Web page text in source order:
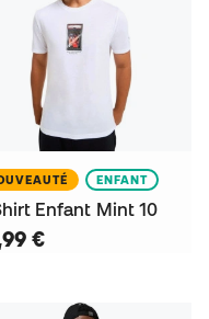
ENFANT
Enfant Mint 10
€